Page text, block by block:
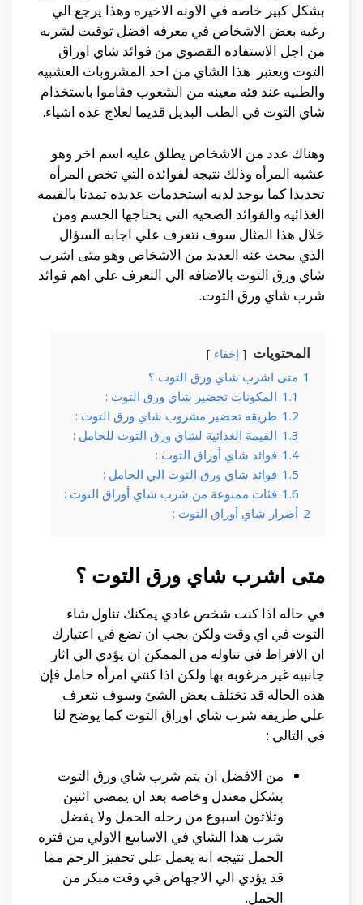
بشكل كبير خاصه في الاونه الاخيره وهذا يرجع الي
رغبه بعض الاشخاص في معرفه افضل توقيت لشربه
من اجل الاستفاده القصوي من فوائد شاي اوراق
التوت ويعتبر هذا الشاي من احد المشروبات العشبيه
والطبيه عند فئه معينه من الشعوب فقاموا باستخدام
شاي التوت في الطب البديل قديما لعلاج عده اشياء.
وهناك عدد من الاشخاص يطلق عليه اسم اخر وهو
عشبه المرأه وذلك نتيجه لفوائده التي تخص المرأه
تحديدا كما يوجد لديه استخدمات عديده تمدنا بالقيمه
الغذائيه والفوائد الصحيه التي يحتاجها الجسم ومن
خلال هذا المثال سوف نتعرف علي اجابه السؤال
الذي يبحث عنه العديد من الاشخاص وهو متى اشرب
شاي ورق التوت بالاضافه الي التعرف علي اهم فوائد
شرب شاي ورق التوت.
المحتويات إخفاء
1 متى اشرب شاي ورق التوت ؟
1.1 المكونات تحضير شاي ورق التوت :
1.2 طريقه تحضير مشروب شاي ورق التوت :
1.3 القيمة الغذائية لشاي ورق التوت للحامل :
1.4 فوائد شاي أوراق التوت :
1.5 فوائد شاي ورق التوت الي الحامل :
1.6 فئات ممنوعة من شرب شاي أوراق التوت :
2 أضرار شاي أوراق التوت :
متى اشرب شاي ورق التوت ؟
في حاله اذا كنت شخص عادي يمكنك تناول شاء
التوت في اي وقت ولكن يجب ان تضع في اعتبارك
ان الافراط في تناوله من الممكن ان يؤدي الي اثار
جانبيه غير مرغوبه بها ولكن اذا كنتي امرأه حامل فإن
هذه الحاله قد تختلف بعض الشئ وسوف نتعرف
علي طريقه شرب شاي اوراق التوت كما يوضح لنا
في التالي :
من الافضل ان يتم شرب شاي ورق التوت
بشكل معتدل وخاصه بعد ان يمضي اثنين
وثلاثون اسبوع من رحله الحمل ولا يفضل
شرب هذا الشاي في الاسابيع الاولي من فتره
الحمل نتيجه انه يعمل علي تحفيز الرحم مما
قد يؤدي الي الاجهاض في وقت مبكر من
الحمل.